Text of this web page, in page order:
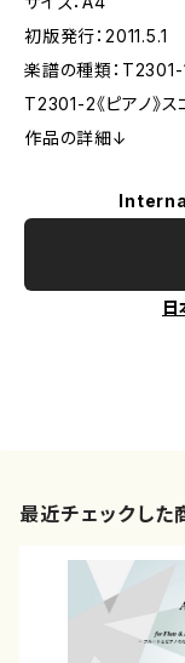
初版発行：2011.5.1
楽譜の種類：T2301-
T2301-2《ピアノ》ス
作品の詳細↓
日
最近チェックした